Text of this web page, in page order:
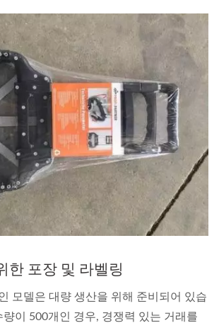
한 포장 및 라벨링
모델은 대량 생산을 위해 준비되어 있습
량이 500개인 경우, 경쟁력 있는 거래를